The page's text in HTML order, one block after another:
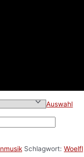
Auswahl
Schlagwort: Woelfl